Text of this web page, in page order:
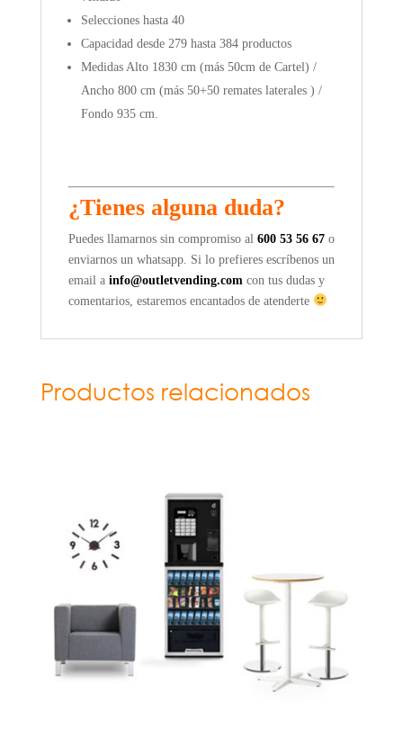
Selecciones hasta 40
Capacidad desde 279 hasta 384 productos
Medidas Alto 1830 cm (más 50cm de Cartel) /
Ancho 800 cm (más 50+50 remates laterales ) /
Fondo 935 cm.
¿Tienes alguna duda?
Puedes llamarnos sin compromiso al 600 53 56 67o
enviarnos un whatsapp. Si lo prefieres escríbenos un
email a info@outletvending.comcon tus dudas y
comentarios, estaremos encantados de atenderte
Productos relacionados